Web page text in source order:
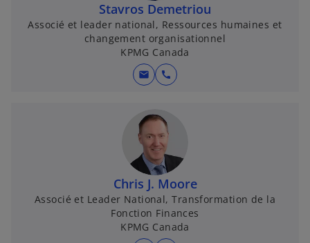
Stavros Demetriou
Associé et leader national, Ressources humaines et
changement organisationnel
KPMG Canada
mail call
Chris J. Moore
Associé et Leader National, Transformation de la
Fonction Finances
KPMG Canada